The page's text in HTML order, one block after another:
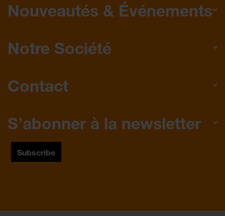
Nouveautés & Événements
Notre Société
Contact
S’abonner à la newsletter